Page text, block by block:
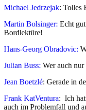
Michael Jedrzejak: Tolles
Martin Bolsinger: Echt
Bordlektüre!
Hans-Georg Obradovic:
Julian Buss: Wer auch nur
Jean Boetzlé‎: Gerade in
Frank KatVentura: Ich
auch im Problemfall und